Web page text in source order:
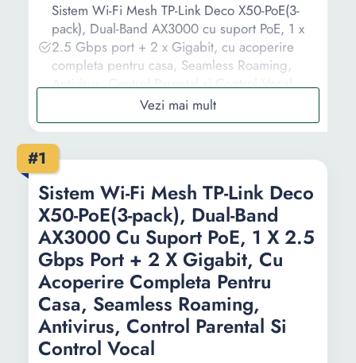
#1
Sistem Wi-Fi Mesh TP-Link Deco
X50-PoE(3-pack), Dual-Band
AX3000 Cu Suport PoE, 1 X 2.5
Gbps Port + 2 X Gigabit, Cu
Acoperire Completa Pentru
Casa, Seamless Roaming,
Antivirus, Control Parental Si
Control Vocal
Sistem Wi-Fi Mesh TP-Link Deco X50-PoE(3-
pack), Dual-Band AX3000 cu suport PoE, 1 x
2.5 Gbps port + 2 x Gigabit, cu acoperire
completa pentru casa, Seamless Roaming,
Antivirus, Control Parental si Control Vocal
Sistem Mesh Wi-Fi Mercusys Halo H30G(2-
pack), AC1300, Dual-Band, Gigabit, MU-
MIMO, Seamless Roaming, Control Parental,
cu acoperire pentru intreaga casa
Sistem Wi-Fi Mesh TP-Link Deco S7 (2-pack)
AC1900 Gigabit cu acoperire completa
pentru casa
Sistem Mesh Wireless TP-LINK Deco M4(1-
pack) AC1200 Gigabit
Sistem Wi-Fi Mesh TP-Link Deco X80(3-pack),
Wi-Fi 6 Dual-Band AX6000, 1 x 2.5 Gbps port
+ 2 x Gigabit, cu acoperire completa pentru
casa, Seamless Roaming, Antivirus, Control
Parental si Control Vocal